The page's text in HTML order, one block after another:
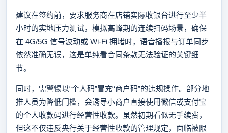
建议在签约前，要求服务商在店铺实际收银台进行至少半
小时的实地压力测试，模拟高峰期的连续扫码场景，确保
在 4G/5G 信号波动或 Wi-Fi 拥堵时，语音播报与订单同步
依然准确无误，这是单纯看合同条款无法验证的关键细
节。
同时，需警惕以“个人码”冒充“商户码”的违规操作。部分地
推人员为降低门槛，会诱导小商户直接使用微信或支付宝
的个人收款码进行经营性收款。虽然初期看似无手续费，
但这不仅违反央行关于经营性收款的管理规定，面临被限